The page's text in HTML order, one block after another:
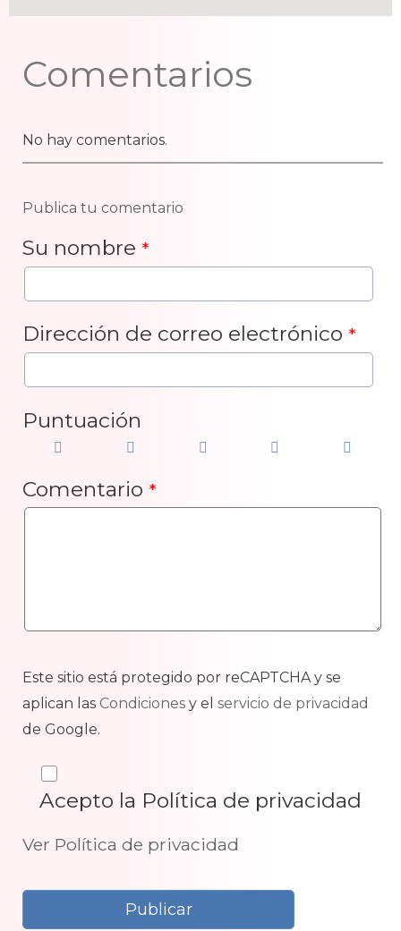
Comentarios
No hay comentarios.
Publica tu comentario
Su nombre *
Dirección de correo electrónico *
Puntuación
Comentario *
Este sitio está protegido por reCAPTCHA y se
aplican las Condiciones y el servicio de privacidad
de Google.
Acepto la Política de privacidad
Ver Política de privacidad